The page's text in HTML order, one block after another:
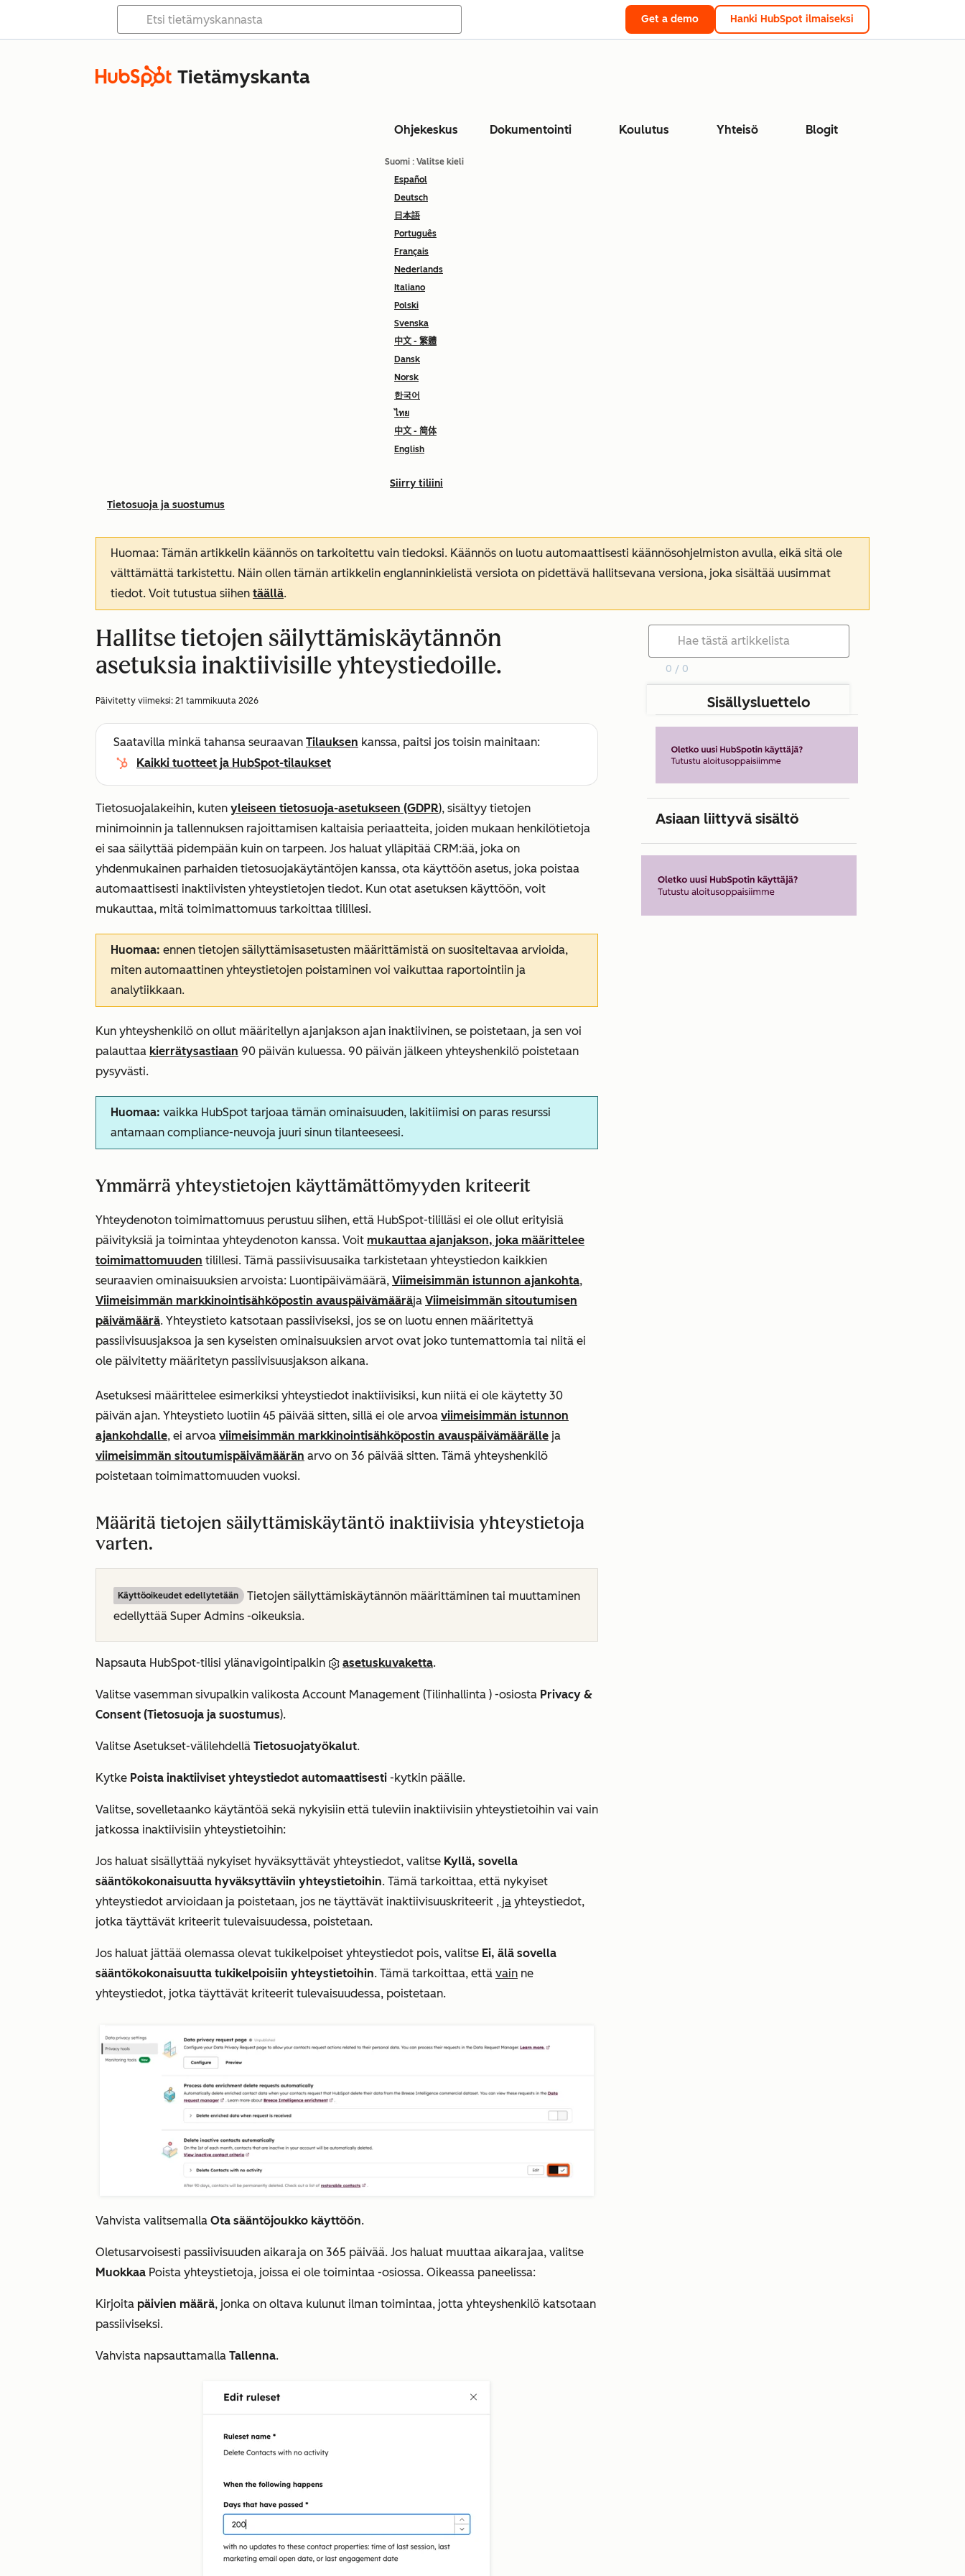
Get a demo Hanki HubSpot ilmaiseksi
Tietämyskanta
Ohjekeskus Dokumentointi Koulutus Yhteisö Blogit
Suomi : Valitse kieli
Español
Deutsch
日本語
Português
Français
Nederlands
Italiano
Polski
Svenska
中文 - 繁體
Dansk
Norsk
한국어
ไทย
中文 - 简体
English
Siirry tiliini
Tietosuoja ja suostumus
Huomaa: Tämän artikkelin käännös on tarkoitettu vain tiedoksi. Käännös on luotu automaattisesti käännösohjelmiston avulla, eikä sitä ole
välttämättä tarkistettu. Näin ollen tämän artikkelin englanninkielistä versiota on pidettävä hallitsevana versiona, joka sisältää uusimmat
tiedot. Voit tutustua siihen täällä.
Hallitse tietojen säilyttämiskäytännön
asetuksia inaktiivisille yhteystiedoille.
Päivitetty viimeksi: 21 tammikuuta 2026
Saatavilla minkä tahansa seuraavan Tilauksen kanssa, paitsi jos toisin mainitaan:
Kaikki tuotteet ja HubSpot-tilaukset
Tietosuojalakeihin, kuten yleiseen tietosuoja-asetukseen (GDPR), sisältyy tietojen
minimoinnin ja tallennuksen rajoittamisen kaltaisia periaatteita, joiden mukaan henkilötietoja
ei saa säilyttää pidempään kuin on tarpeen. Jos haluat ylläpitää CRM:ää, joka on
yhdenmukainen parhaiden tietosuojakäytäntöjen kanssa, ota käyttöön asetus, joka poistaa
automaattisesti inaktiivisten yhteystietojen tiedot. Kun otat asetuksen käyttöön, voit
mukauttaa, mitä toimimattomuus tarkoittaa tilillesi.
Huomaa: ennen tietojen säilyttämisasetusten määrittämistä on suositeltavaa arvioida,
miten automaattinen yhteystietojen poistaminen voi vaikuttaa raportointiin ja
analytiikkaan.
Kun yhteyshenkilö on ollut määritellyn ajanjakson ajan inaktiivinen, se poistetaan, ja sen voi
palauttaa kierrätysastiaan 90 päivän kuluessa. 90 päivän jälkeen yhteyshenkilö poistetaan
pysyvästi.
Huomaa: vaikka HubSpot tarjoaa tämän ominaisuuden, lakitiimisi on paras resurssi
antamaan compliance-neuvoja juuri sinun tilanteeseesi.
Ymmärrä yhteystietojen käyttämättömyyden kriteerit
Yhteydenoton toimimattomuus perustuu siihen, että HubSpot-tililläsi ei ole ollut erityisiä
päivityksiä ja toimintaa yhteydenoton kanssa. Voit mukauttaa ajanjakson, joka määrittelee
toimimattomuuden tilillesi. Tämä passiivisuusaika tarkistetaan yhteystiedon kaikkien
seuraavien ominaisuuksien arvoista: Luontipäivämäärä, Viimeisimmän istunnon ajankohta,
Viimeisimmän markkinointisähköpostin avauspäivämääräja Viimeisimmän sitoutumisen
päivämäärä. Yhteystieto katsotaan passiiviseksi, jos se on luotu ennen määritettyä
passiivisuusjaksoa ja sen kyseisten ominaisuuksien arvot ovat joko tuntemattomia tai niitä ei
ole päivitetty määritetyn passiivisuusjakson aikana.
Asetuksesi määrittelee esimerkiksi yhteystiedot inaktiivisiksi, kun niitä ei ole käytetty 30
päivän ajan. Yhteystieto luotiin 45 päivää sitten, sillä ei ole arvoa viimeisimmän istunnon
ajankohdalle, ei arvoa viimeisimmän markkinointisähköpostin avauspäivämäärälle ja
viimeisimmän sitoutumispäivämäärän arvo on 36 päivää sitten. Tämä yhteyshenkilö
poistetaan toimimattomuuden vuoksi.
Määritä tietojen säilyttämiskäytäntö inaktiivisia yhteystietoja
varten.
Käyttöoikeudet edellytetään
Tietojen säilyttämiskäytännön määrittäminen tai muuttaminen
edellyttää Super Admins -oikeuksia.
Napsauta HubSpot-tilisi ylänavigointipalkin asetuskuvaketta.
Valitse vasemman sivupalkin valikosta Account Management (Tilinhallinta ) -osiosta Privacy &
Consent (Tietosuoja ja suostumus).
Valitse Asetukset-välilehdellä Tietosuojatyökalut.
Kytke Poista inaktiiviset yhteystiedot automaattisesti -kytkin päälle.
Valitse, sovelletaanko käytäntöä sekä nykyisiin että tuleviin inaktiivisiin yhteystietoihin vai vain
jatkossa inaktiivisiin yhteystietoihin:
Jos haluat sisällyttää nykyiset hyväksyttävät yhteystiedot, valitse Kyllä, sovella
sääntökokonaisuutta hyväksyttäviin yhteystietoihin. Tämä tarkoittaa, että nykyiset
yhteystiedot arvioidaan ja poistetaan, jos ne täyttävät inaktiivisuuskriteerit , ja yhteystiedot,
jotka täyttävät kriteerit tulevaisuudessa, poistetaan.
Jos haluat jättää olemassa olevat tukikelpoiset yhteystiedot pois, valitse Ei, älä sovella
sääntökokonaisuutta tukikelpoisiin yhteystietoihin. Tämä tarkoittaa, että vain ne
yhteystiedot, jotka täyttävät kriteerit tulevaisuudessa, poistetaan.
Vahvista valitsemalla Ota sääntöjoukko käyttöön.
Oletusarvoisesti passiivisuuden aikaraja on 365 päivää. Jos haluat muuttaa aikarajaa, valitse
Muokkaa Poista yhteystietoja, joissa ei ole toimintaa -osiossa. Oikeassa paneelissa:
Kirjoita päivien määrä, jonka on oltava kulunut ilman toimintaa, jotta yhteyshenkilö katsotaan
passiiviseksi.
Vahvista napsauttamalla Tallenna.
0 / 0
Sisällysluettelo
Asiaan liittyvä sisältö